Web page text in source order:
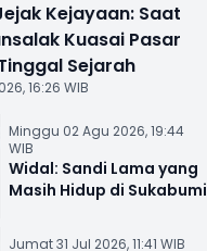
Kejayaan: Saat
Kuasai Pasar
Sejarah
16:26 WIB
Minggu 02 Agu 2026, 19:44
WIB
Widal: Sandi Lama yang
Masih Hidup di Sukabumi
Jumat 31 Jul 2026, 11:41 WIB